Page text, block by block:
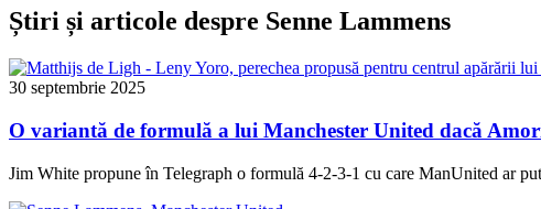
Știri și articole despre Senne Lammens
30 septembrie 2025
O variantă de formulă a lui Manchester United dacă
Jim White propune în Telegraph o formulă 4-2-3-1 cu care ManUnited ar